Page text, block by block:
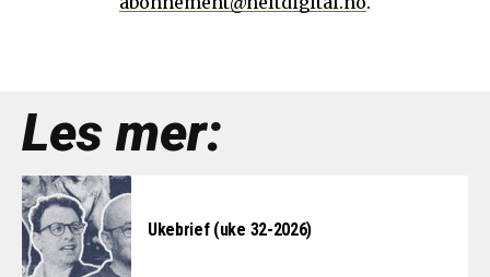
Les mer:
Ukebrief (uke 32-2026)